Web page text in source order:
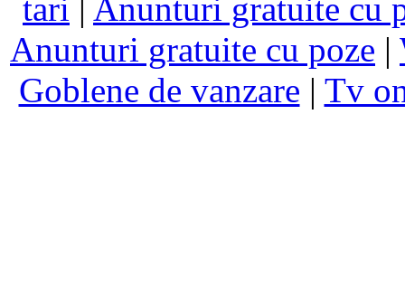
tari | Anunturi gratuite cu
Anunturi gratuite cu poze |
Goblene de vanzare | Tv